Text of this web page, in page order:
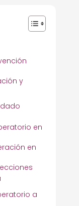
y
en
en
a